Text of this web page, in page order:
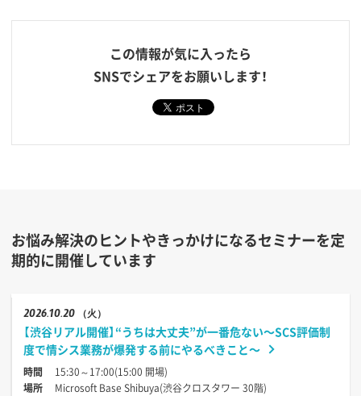
この情報が気に入ったら
SNSでシェアをお願いします！
お悩み解決のヒントやきっかけになるセミナーを定
期的に開催しています
202610.20 （火）
【渋谷リアル開催】“うちは大丈夫”が一番危ない〜SCS評価制
度で情シス業務が爆発する前にやるべきこと〜
時間
15:30～17:00(15:00 開場)
場所
Microsoft Base Shibuya(渋谷クロスタワー 30階)